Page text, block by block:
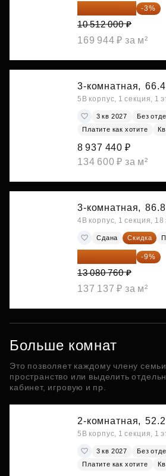
10 196 640 ₽ -3%
10 512 000 ₽
169 944 ₽ за м²
3-комнатная,
5В корпус, 1 секция, 1
3 кв 2027
Без
Платите как хотите
8 937 440 ₽
134 600 ₽ за м²
3-комнатная,
4В корпус, 1 секция,
Сдана Скидка
11 903 492 ₽ -9%
13 080 760 ₽
137 137 ₽ за м²
Больше комнат
Это позволяет каждому члену
пространство или выделить
кабинет, игровую и пр.
2-комнатная,
5В корпус, 1 секция, 1
3 кв 2027
Без
Платите как хотите